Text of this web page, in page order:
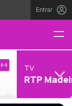
Entrar
TV
RTP